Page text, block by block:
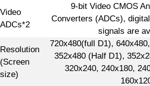
Video
ADCs*2
9-bit Video CMOS
Converters (ADCs),
signals are
Resolution
(Screen
size)
720x480(full D1),
352x480 (Half D1),
320x240, 240x180,